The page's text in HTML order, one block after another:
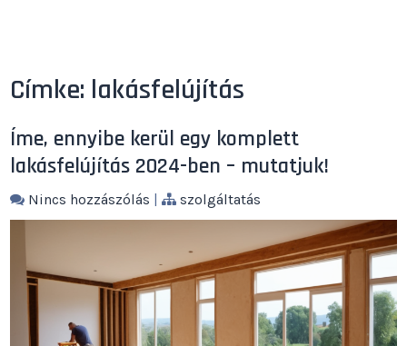
Címke: lakásfelújítás
Íme, ennyibe kerül egy komplett
lakásfelújítás 2024-ben – mutatjuk!
Nincs hozzászólás | szolgáltatás